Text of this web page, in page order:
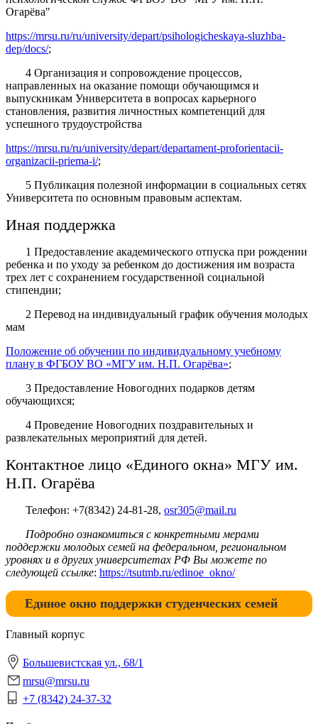
Огарёва"
https://mrsu.ru/ru/university/depart/psihologicheskaya-sluzhba-
dep/docs/;
4 Организация и сопровождение процессов,
направленных на оказание помощи обучающимся и
выпускникам Университета в вопросах карьерного
становления, развития личностных компетенций для
успешного трудоустройства
https://mrsu.ru/ru/university/depart/departament-proforientacii-
organizacii-priema-i/;
5 Публикация полезной информации в социальных сетях
Университета по основным правовым аспектам.
Иная поддержка
1 Предоставление академического отпуска при рождении
ребенка и по уходу за ребенком до достижения им возраста
трех лет с сохранением государственной социальной
стипендии;
2 Перевод на индивидуальный график обучения молодых
мам
Положение об обучении по индивидуальному учебному
плану в ФГБОУ ВО «МГУ им. Н.П. Огарёва»;
3 Предоставление Новогодних подарков детям
обучающихся;
4 Проведение Новогодних поздравительных и
развлекательных мероприятий для детей.
Контактное лицо «Единого окна» МГУ им.
Н.П. Огарёва
Телефон: +7(8342) 24-81-28, osr305@mail.ru
Подробно ознакомиться с конкретными мерами
поддержки молодых семей на федеральном, региональном
уровнях и в других университетах РФ Вы можете по
следующей ссылке: https://tsutmb.ru/edinoe_okno/
Единое окно поддержки студенческих семей
Главный корпус
Большевистская ул., 68/1
mrsu@mrsu.ru
+7 (8342) 24-37-32